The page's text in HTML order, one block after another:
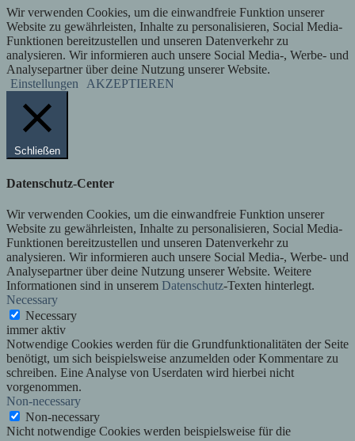
Wir verwenden Cookies, um die einwandfreie Funktion unserer
Website zu gewährleisten, Inhalte zu personalisieren, Social Media-
Funktionen bereitzustellen und unseren Datenverkehr zu
analysieren. Wir informieren auch unsere Social Media-, Werbe- und
Analysepartner über deine Nutzung unserer Website.
Einstellungen
AKZEPTIEREN
Schließen
Datenschutz-Center
Wir verwenden Cookies, um die einwandfreie Funktion unserer
Website zu gewährleisten, Inhalte zu personalisieren, Social Media-
Funktionen bereitzustellen und unseren Datenverkehr zu
analysieren. Wir informieren auch unsere Social Media-, Werbe- und
Analysepartner über deine Nutzung unserer Website. Weitere
Informationen sind in unserem Datenschutz-Texten hinterlegt.
Necessary
Necessary
immer aktiv
Notwendige Cookies werden für die Grundfunktionalitäten der Seite
benötigt, um sich beispielsweise anzumelden oder Kommentare zu
schreiben. Eine Analyse von Userdaten wird hierbei nicht
vorgenommen.
Non-necessary
Non-necessary
Nicht notwendige Cookies werden beispielsweise für die